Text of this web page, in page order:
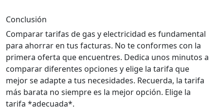
Conclusión
Comparar tarifas de gas y electricidad es fundamental
para ahorrar en tus facturas. No te conformes con la
primera oferta que encuentres. Dedica unos minutos a
comparar diferentes opciones y elige la tarifa que
mejor se adapte a tus necesidades. Recuerda, la tarifa
más barata no siempre es la mejor opción. Elige la
tarifa *adecuada*.